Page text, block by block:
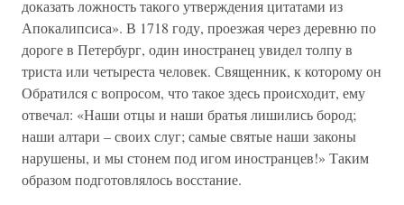
доказать ложность такого утверждения цитатами из
Апокалипсиса». В 1718 году, проезжая через деревню по
дороге в Петербург, один иностранец увидел толпу в
триста или четыреста человек. Священник, к которому он
Обратился с вопросом, что такое здесь происходит, ему
отвечал: «Наши отцы и наши братья лишились бород;
наши алтари – своих слуг; самые святые наши законы
нарушены, и мы стонем под игом иностранцев!» Таким
образом подготовлялось восстание.